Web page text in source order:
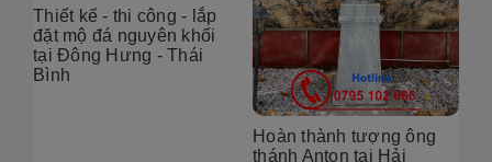
Thiết kế - thi công - lắp
đặt mộ đá nguyên khối
tại Đông Hưng - Thái
Bình
Hoàn thành tượng ông
thánh Anton tại Hải